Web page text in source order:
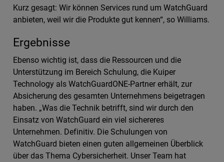
Kurz gesagt: Wir können Services rund um WatchGuard
anbieten, weil wir die Produkte gut kennen“, so Williams.
Ergebnisse
Ebenso wichtig ist, dass die Ressourcen und die
Unterstützung im Bereich Schulung, die Kuiper
Technology als WatchGuardONE-Partner erhält, zur
Absicherung des gesamten Unternehmens beigetragen
haben. „Was die Technik betrifft, sind wir durch den
Einsatz von WatchGuard ein viel sichereres
Unternehmen. Definitiv. Die Schulungen von
WatchGuard bieten einen guten allgemeinen Überblick
über das Thema Cybersicherheit. Unser Team hat